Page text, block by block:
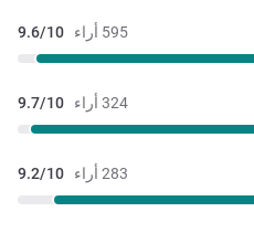
595 أراء 9.6/10
324 أراء 9.7/10
283 أراء 9.2/10